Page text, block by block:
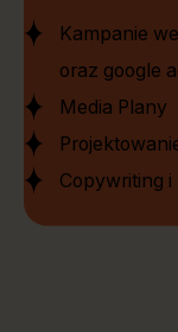
Kampanie
oraz google
Media Plany
Copywriting